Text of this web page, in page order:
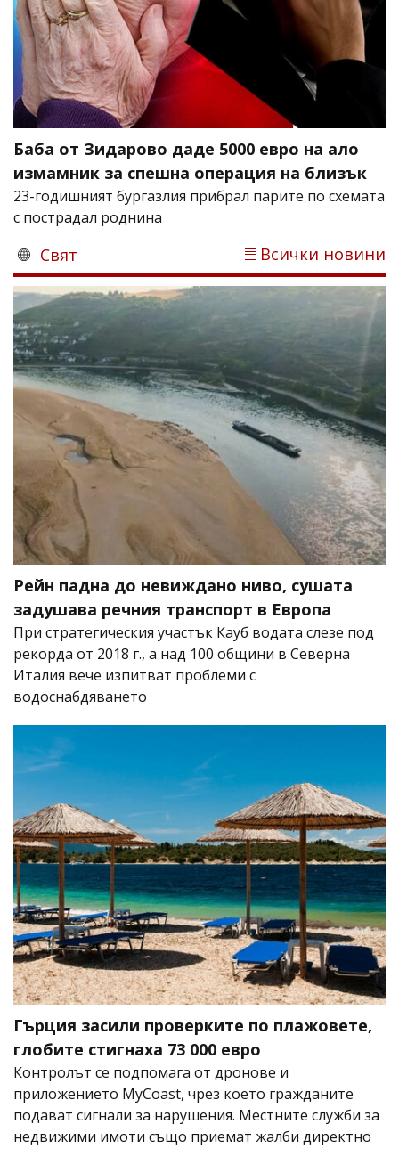
Баба от Зидарово даде 5000 евро на ало
измамник за спешна операция на близък
23-годишният бургазлия прибрал парите по схемата
с пострадал роднина
Свят Всички новини
Рейн падна до невиждано ниво, сушата
задушава речния транспорт в Европа
При стратегическия участък Кауб водата слезе под
рекорда от 2018 г., а над 100 общини в Северна
Италия вече изпитват проблеми с
водоснабдяването
Гърция засили проверките по плажовете,
глобите стигнаха 73 000 евро
Контролът се подпомага от дронове и
приложението MyCoast, чрез което гражданите
подават сигнали за нарушения. Местните служби за
недвижими имоти също приемат жалби директно